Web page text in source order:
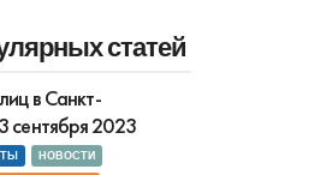
статей
в Санкт-
сентября 2023
НОВОСТИ